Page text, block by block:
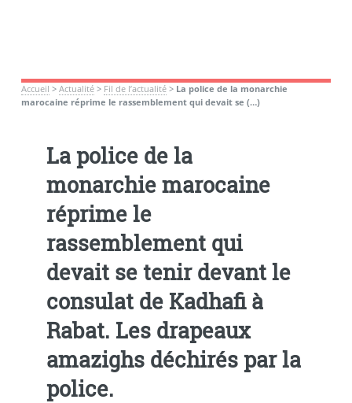
Accueil > Actualité> Fil de l’actualité> La police de la monarchie
marocaine réprime le rassemblement qui devait se (…)
La police de la
monarchie marocaine
réprime le
rassemblement qui
devait se tenir devant le
consulat de Kadhafi à
Rabat. Les drapeaux
amazighs déchirés par la
police.